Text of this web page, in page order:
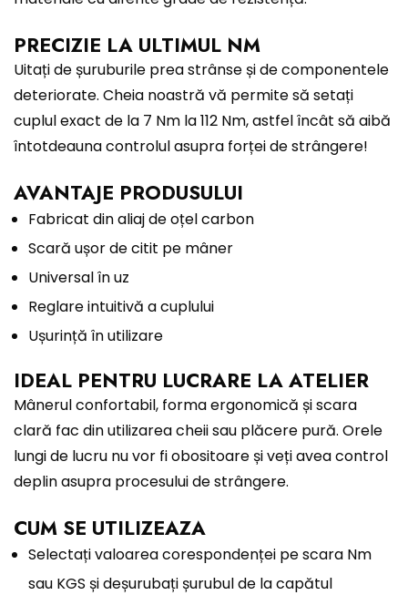
PRECIZIE LA ULTIMUL NM
Uitați de șuruburile prea strânse și de componentele
deteriorate. Cheia noastră vă permite să setați
cuplul exact de la 7 Nm la 112 Nm, astfel încât să aibă
întotdeauna controlul asupra forței de strângere!
AVANTAJE PRODUSULUI
Fabricat din aliaj de oțel carbon
Scară ușor de citit pe mâner
Universal în uz
Reglare intuitivă a cuplului
Ușurință în utilizare
IDEAL PENTRU LUCRARE LA ATELIER
Mânerul confortabil, forma ergonomică și scara
clară fac din utilizarea cheii sau plăcere pură. Orele
lungi de lucru nu vor fi obositoare și veți avea control
deplin asupra procesului de strângere.
CUM SE UTILIZEAZA
Selectați valoarea corespondenței pe scara Nm
sau KGS și deșurubați șurubul de la capătul